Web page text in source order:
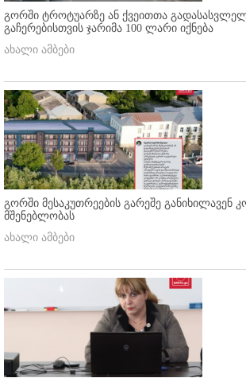
გორში ტროტუარზე ან ქვეითთა
გაჩერებისთვის ჯარიმა 100 ლარი იქნება
ახალი ამბები
გორში მესაკუთრეების გარეშე განიხილავენ
მშენებლობას
ახალი ამბები